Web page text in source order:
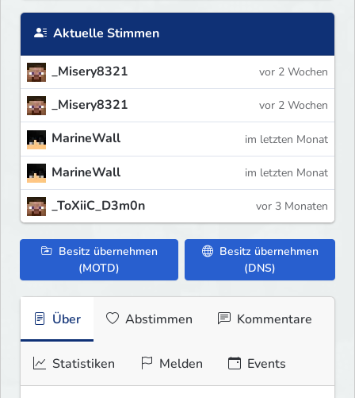
Aktuelle Stimmen
_Misery8321 vor 2 Wochen
_Misery8321 vor 2 Wochen
MarineWall im letzten Monat
MarineWall im letzten Monat
_ToXiiC_D3m0n vor 3 Monaten
Besitz übernehmen
(MOTD)
Besitz übernehmen
(DNS)
Über Abstimmen Kommentare
Statistiken Melden Events